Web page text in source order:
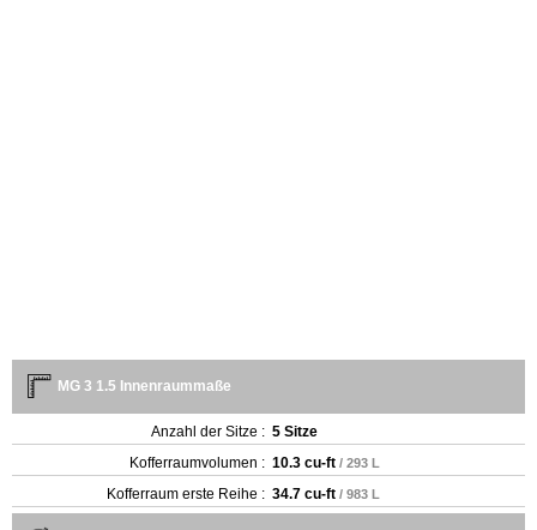
MG 3 1.5 Innenraummaße
Anzahl der Sitze : 5 Sitze
Kofferraumvolumen : 10.3 cu-ft / 293 L
Kofferraum erste Reihe : 34.7 cu-ft / 983 L